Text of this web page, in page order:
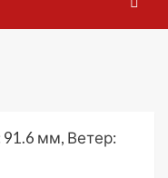
91.6 мм, Ветер: